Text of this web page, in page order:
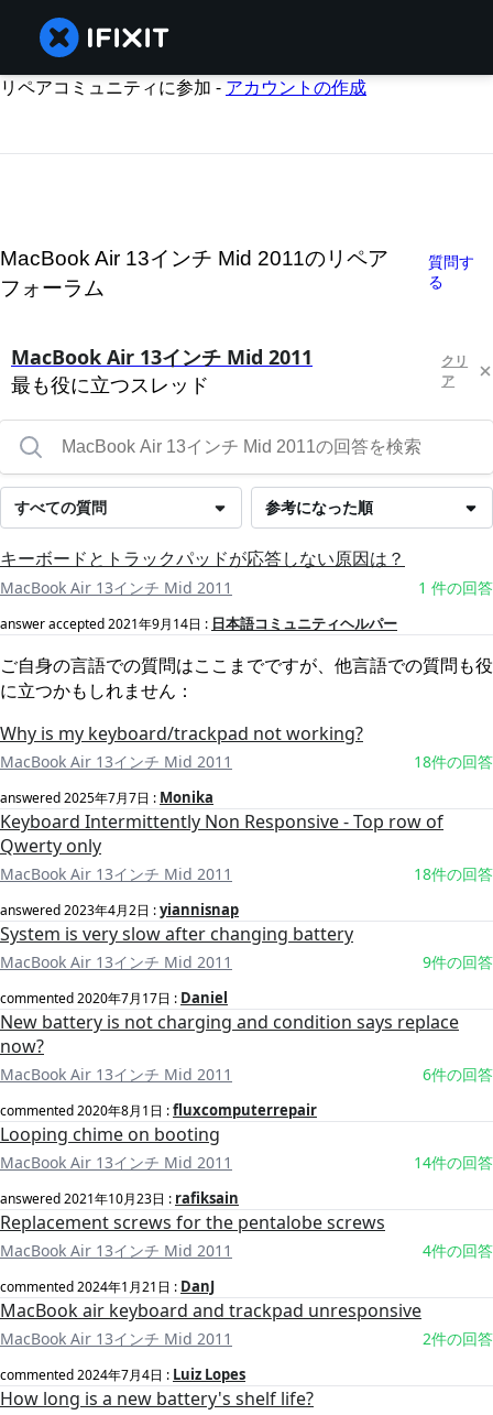
リペアコミュニティに参加 - アカウントの作成
MacBook Air 13インチ Mid 2011のリペア
フォーラム
質問す
る
MacBook Air 13インチ Mid 2011
最も役に立つスレッド
クリ
ア
参考になった順
すべての質問
キーボードとトラックパッドが応答しない原因は？
MacBook Air 13インチ Mid 2011 1 件の回答
answer accepted2021年9月14日 : 日本語コミュニティヘルパー
ご自身の言語での質問はここまでですが、他言語での質問も役
に立つかもしれません：
Why is my keyboard/trackpad not working?
MacBook Air 13インチ Mid 2011 18件の回答
answered2025年7月7日 : Monika
Keyboard Intermittently Non Responsive - Top row of
Qwerty only
MacBook Air 13インチ Mid 2011 18件の回答
answered2023年4月2日 :yiannisnap
System is very slow after changing battery
MacBook Air 13インチ Mid 2011 9件の回答
commented2020年7月17日 : Daniel
New battery is not charging and condition says replace
now?
MacBook Air 13インチ Mid 2011 6件の回答
commented2020年8月1日 :fluxcomputerrepair
Looping chime on booting
MacBook Air 13インチ Mid 2011 14件の回答
answered2021年10月23日 : rafiksain
Replacement screws for the pentalobe screws
MacBook Air 13インチ Mid 2011 4件の回答
commented2024年1月21日 : DanJ
MacBook air keyboard and trackpad unresponsive
MacBook Air 13インチ Mid 2011 2件の回答
commented2024年7月4日 : Luiz Lopes
How long is a new battery's shelf life?